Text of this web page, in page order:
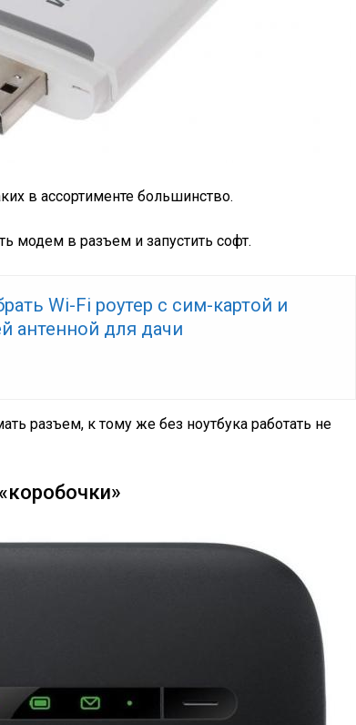
в ассортименте большинство.
модем в разъем и запустить софт.
Wi-Fi роутер с сим-картой и
антенной для дачи
разъем, к тому же без ноутбука работать не